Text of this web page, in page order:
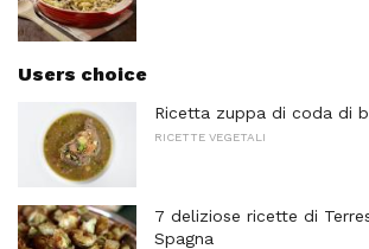
Users choice
Ricetta zuppa di coda di
RICETTE VEGETALI
7 deliziose ricette di
Spagna